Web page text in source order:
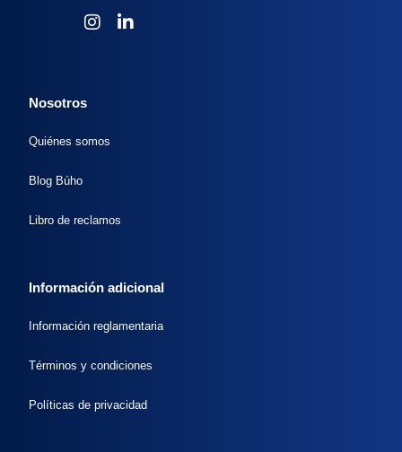
Nosotros
Quiénes somos
Blog Búho
Libro de reclamos
Información adicional
Información reglamentaria
Términos y condiciones
Políticas de privacidad